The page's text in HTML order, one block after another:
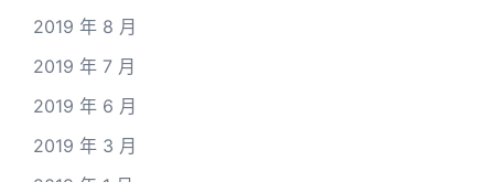
2019 年 8 月
2019 年 7 月
2019 年 6 月
2019 年 3 月